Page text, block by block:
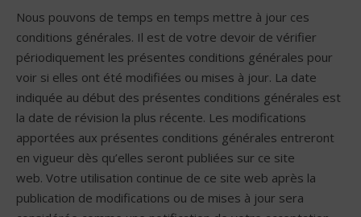
Nous pouvons de temps en temps mettre à jour ces
conditions générales. Il est de votre devoir de vérifier
périodiquement les présentes conditions générales pour
voir si elles ont été modifiées ou mises à jour. La date
indiquée au début des présentes conditions générales est
la date de révision la plus récente. Les modifications
apportées aux présentes conditions générales entreront
en vigueur dès qu’elles seront publiées sur ce site
web. Votre utilisation continue de ce site web après la
publication de modifications ou de mises à jour sera